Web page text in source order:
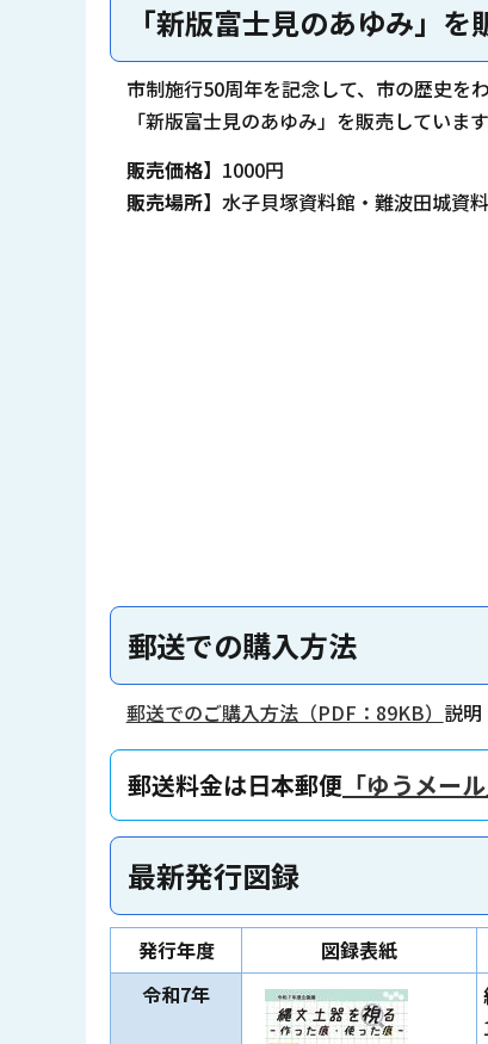
「新版富士見のあゆみ」を
市制施行50周年を記念して、市の歴史を
「新版富士見のあゆみ」を販売しています
販売価格】 1000円
販売場所】 水子貝塚資料館・難波田城資
郵送での購入方法
郵送でのご購入方法（PDF：89KB） 説明
郵送料金は日本郵便 「ゆうメー
最新発行図録
発行年度 図録表紙
令和7年